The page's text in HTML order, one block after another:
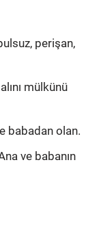
perişan,
mülkünü
babadan olan.
ve babanın